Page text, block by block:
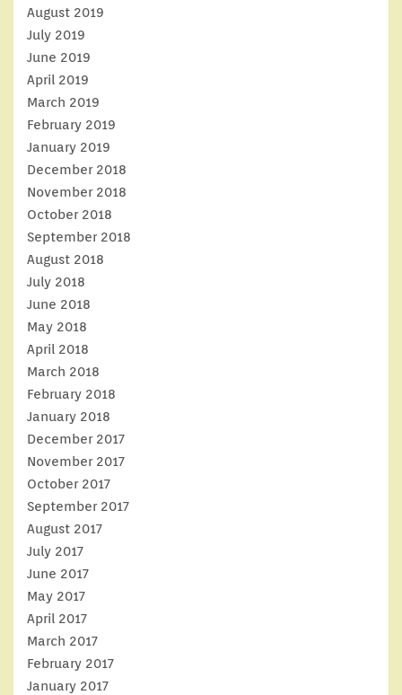
August 2019
July 2019
June 2019
April 2019
March 2019
February 2019
January 2019
December 2018
November 2018
October 2018
September 2018
August 2018
July 2018
June 2018
May 2018
April 2018
March 2018
February 2018
January 2018
December 2017
November 2017
October 2017
September 2017
August 2017
July 2017
June 2017
May 2017
April 2017
March 2017
February 2017
January 2017